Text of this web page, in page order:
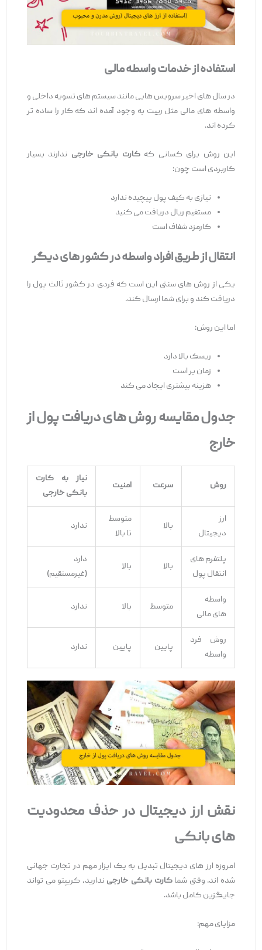
استفاده از خدمات واسطه مالی
در سال ‌های اخیر سرویس ‌هایی مانند سیستم ‌های تسویه داخلی و
واسطه ‌های مالی مثل ربیت به وجود آمده ‌اند که کار را ساده ‌تر
کرده ‌اند.
این روش برای کسانی کهکارت بانکی خارجیندارند بسیار
کاربردی است چون:
نیازی به کیف پول پیچیده ندارد
مستقیم ریال دریافت می ‌کنید
کارمزد شفاف است
انتقال از طریق افراد واسطه در کشور های دیگر
یکی از روش ‌های سنتی این است که فردی در کشور ثالث پول را
دریافت کند و برای شما ارسال کند.
اما این روش:
ریسک بالا دارد
زمان ‌بر است
هزینه بیشتری ایجاد می ‌کند
جدول مقایسه روش‌ های دریافت پول از
خارج
روش سرعت امنیت
نیاز به کارت
بانکی خارجی
ارز
دیجیتال
بالا
متوسط
تا بالا
ندارد
پلتفرم‌ های
انتقال پول
بالا بالا
دارد
(غیرمستقیم)
واسطه‌
های مالی
متوسط بالا ندارد
روش فرد
واسطه
پایین پایین ندارد
نقش ارز دیجیتال در حذف محدودیت‌
های بانکی
امروزه ارز های دیجیتال تبدیل به یک ابزار مهم در تجارت جهانی
شده ‌اند. وقتی شماکارت بانکی خارجیندارید، کریپتو می‌ تواند
جایگزین کامل باشد.
مزایای مهم: